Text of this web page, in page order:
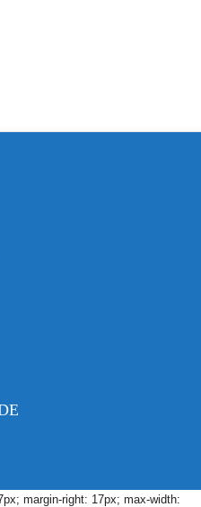
margin-right: 17px; max-width: